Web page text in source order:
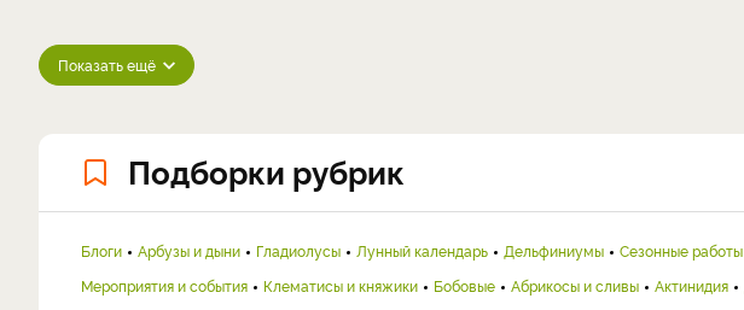
Показать ещё
Подборки рубрик
Блоги Арбузы и дыни Гладиолусы Лунный календарь Дельфиниумы Сезонные работы
Мероприятия и события
Клематисы и княжики Бобовые Абрикосы и сливы Актинидия